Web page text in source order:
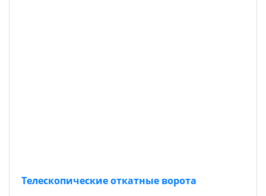
Телескопические откатные ворота